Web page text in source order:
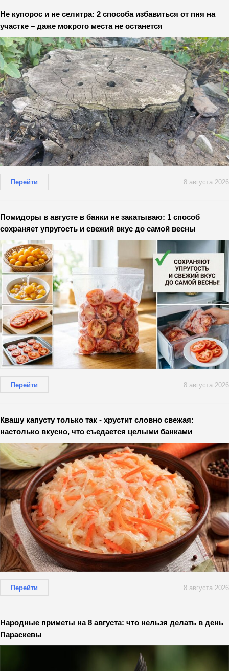
Не купорос и не селитра: 2 способа избавиться от пня на
участке – даже мокрого места не останется
Перейти 8 августа 2026
Помидоры в августе в банки не закатываю: 1 способ
сохраняет упругость и свежий вкус до самой весны
Перейти 8 августа 2026
Квашу капусту только так - хрустит словно свежая:
настолько вкусно, что съедается целыми банками
Перейти 8 августа 2026
Народные приметы на 8 августа: что нельзя делать в день
Параскевы